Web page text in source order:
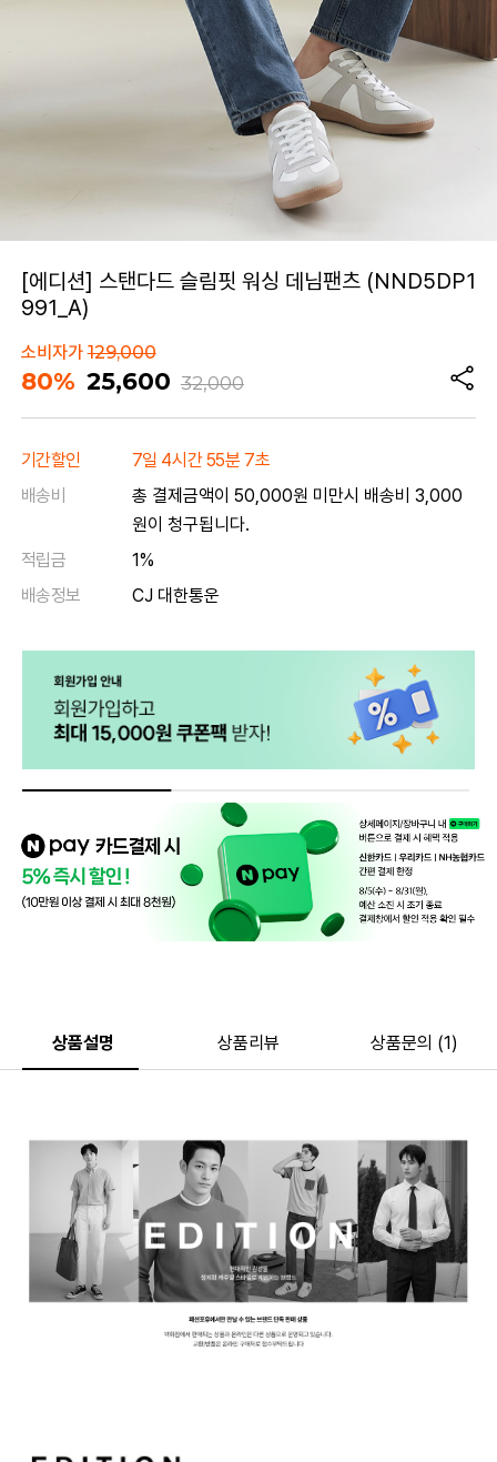
[에디션] 스탠다드 슬림핏 워싱 데님팬츠 (NND5DP1
991_A)
소비자가129,000
80% 25,600 32,000
기간할인
7일 4시간 55분 7초
배송비
총 결제금액이 50,000원 미만시 배송비 3,000
원이 청구됩니다.
적립금
1%
배송정보
CJ 대한통운
상품설명 상품리뷰 상품문의 (1)